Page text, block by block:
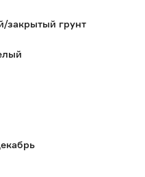
закрытый грунт